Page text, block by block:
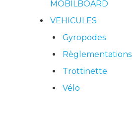
MOBILBOARD
VEHICULES
Gyropodes
Règlementations
Trottinette
Vélo